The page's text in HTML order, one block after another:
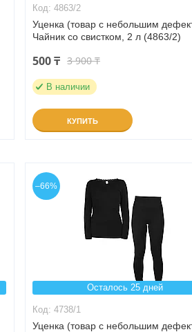
4863/2
Уценка (товар с небольшим
Чайник со свистком, 2 л (4863/2)
500 ₸ 3 900 ₸
В наличии
КУПИТЬ
–66%
Осталось 25 дней
4738/1
Уценка (товар с небольшим